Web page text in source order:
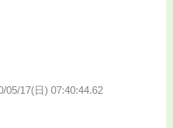
05/17(日) 07:40:44.62